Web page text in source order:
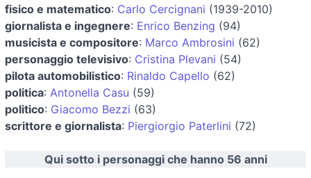
fisico e matematico: Carlo Cercignani (1939-2010)
giornalista e ingegnere: Enrico Benzing (94)
musicista e compositore: Marco Ambrosini (62)
personaggio televisivo: Cristina Plevani (54)
pilota automobilistico: Rinaldo Capello (62)
politica: Antonella Casu (59)
politico: Giacomo Bezzi (63)
scrittore e giornalista: Piergiorgio Paterlini (72)
Qui sotto i personaggi che hanno 56 anni